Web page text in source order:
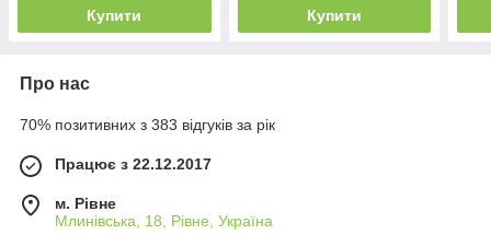
Купити Купити
Про нас
70% позитивних з 383 відгуків за рік
Працює з 22.12.2017
м. Рівне
Млинівська, 18, Рівне, Україна